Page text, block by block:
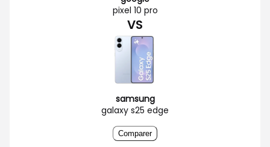
pixel 10 pro
VS
samsung
galaxy s25 edge
Comparer